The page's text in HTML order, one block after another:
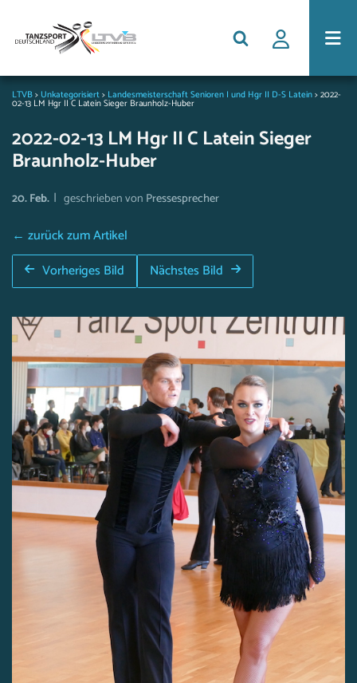
LTVB> Unkategorisiert> Landesmeisterschaft Senioren I und Hgr II D-S Latein>2022-
02-13 LM Hgr II C Latein Sieger Braunholz-Huber
2022-02-13 LM Hgr II C Latein Sieger
Braunholz-Huber
20. Feb. | geschrieben von Pressesprecher
← zurück zum Artikel
Vorheriges Bild
Nächstes Bild